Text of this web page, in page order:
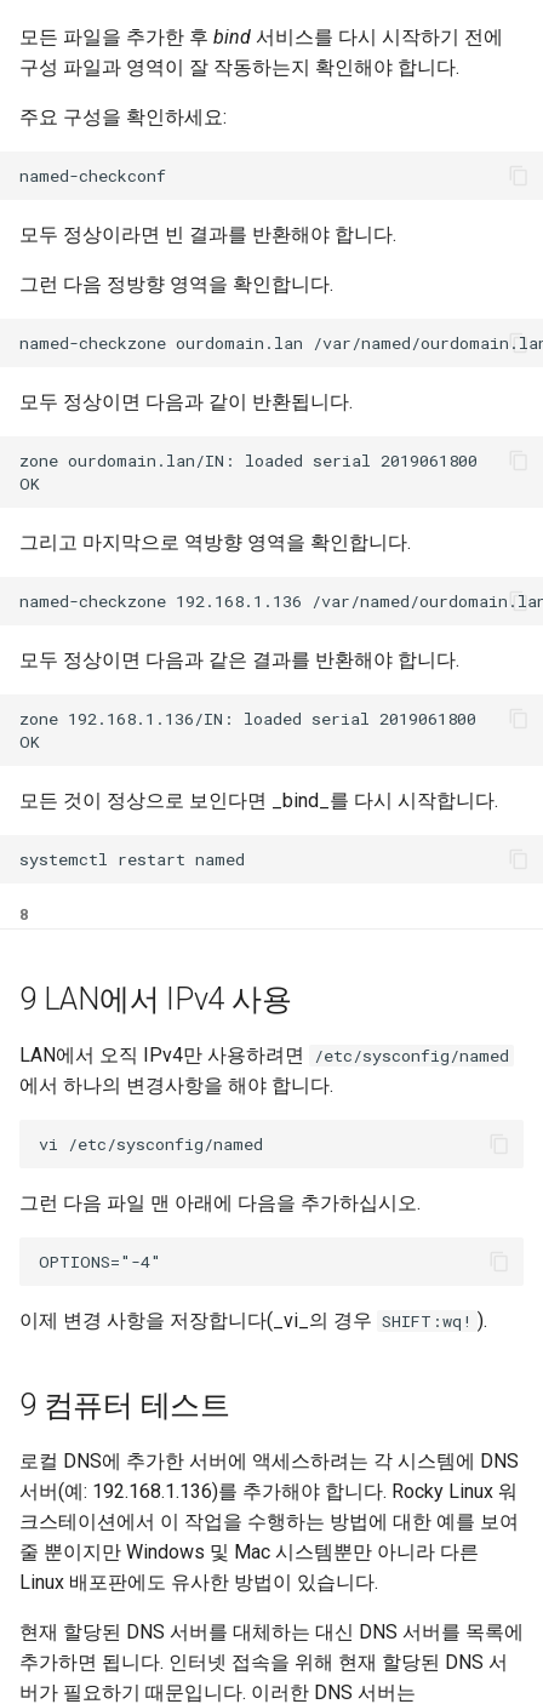
모든 파일을 추가한 후 bind 서비스를 다시 시작하기 전에
구성 파일과 영역이 잘 작동하는지 확인해야 합니다.
주요 구성을 확인하세요:
모두 정상이라면 빈 결과를 반환해야 합니다.
그런 다음 정방향 영역을 확인합니다.
모두 정상이면 다음과 같이 반환됩니다.
zone ourdomain.lan/IN: loaded serial 2019061800
그리고 마지막으로 역방향 영역을 확인합니다.
모두 정상이면 다음과 같은 결과를 반환해야 합니다.
zone 192.168.1.136/IN: loaded serial 2019061800
모든 것이 정상으로 보인다면 _bind_를 다시 시작합니다.
8
9 LAN에서 IPv4 사용
LAN에서 오직 IPv4만 사용하려면 /etc/sysconfig/named
에서 하나의 변경사항을 해야 합니다.
그런 다음 파일 맨 아래에 다음을 추가하십시오.
이제 변경 사항을 저장합니다(_vi_의 경우 SHIFT:wq! ).
9 컴퓨터 테스트
로컬 DNS에 추가한 서버에 액세스하려는 각 시스템에 DNS
서버(예: 192.168.1.136)를 추가해야 합니다. Rocky Linux 워
크스테이션에서 이 작업을 수행하는 방법에 대한 예를 보여
줄 뿐이지만 Windows 및 Mac 시스템뿐만 아니라 다른
Linux 배포판에도 유사한 방법이 있습니다.
현재 할당된 DNS 서버를 대체하는 대신 DNS 서버를 목록에
추가하면 됩니다. 인터넷 접속을 위해 현재 할당된 DNS 서
버가 필요하기 때문입니다. 이러한 DNS 서버는